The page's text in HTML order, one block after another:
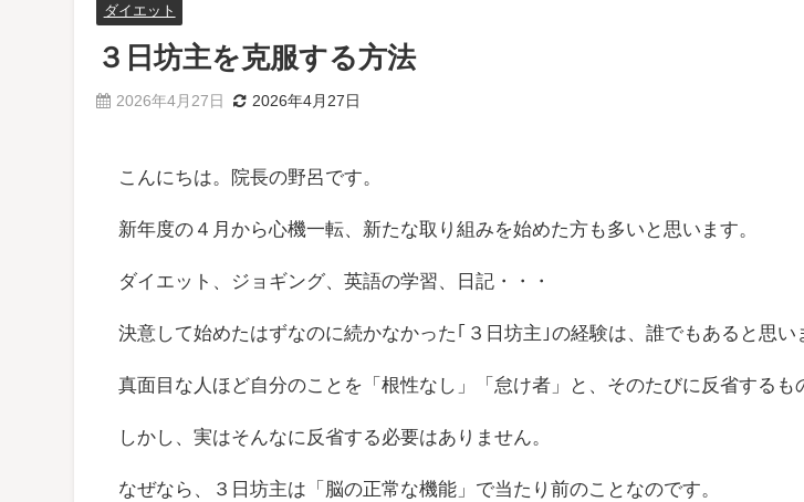
ダイエット
３日坊主を克服する方法
2026年4月27日 2026年4月27日
こんにちは。院長の野呂です。
新年度の４月から心機一転、新たな取り組みを始めた方も多いと思います。
ダイエット、ジョギング、英語の学習、日記・・・
決意して始めたはずなのに続かなかった｢３日坊主｣の経験は、誰でもあると思い
真面目な人ほど自分のことを「根性なし」「怠け者」と、そのたびに反省するも
しかし、実はそんなに反省する必要はありません。
なぜなら、３日坊主は「脳の正常な機能」で当たり前のことなのです。